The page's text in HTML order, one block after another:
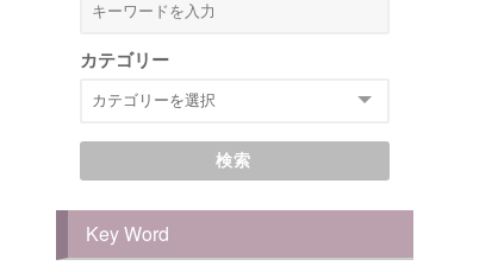
カテゴリー
検索
Key Word